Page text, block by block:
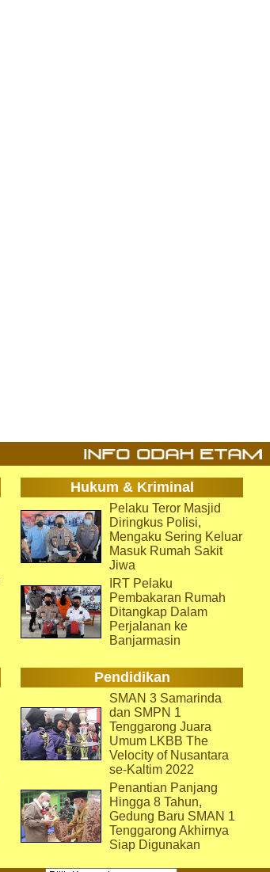
Hukum & Kriminal
Pelaku Teror Masjid
Diringkus Polisi,
Mengaku Sering Keluar
Masuk Rumah Sakit
Jiwa
IRT Pelaku
Pembakaran Rumah
Ditangkap Dalam
Perjalanan ke
Banjarmasin
Pendidikan
SMAN 3 Samarinda
dan SMPN 1
Tenggarong Juara
Umum LKBB The
Velocity of Nusantara
se-Kaltim 2022
Penantian Panjang
Hingga 8 Tahun,
Gedung Baru SMAN 1
Tenggarong Akhirnya
Siap Digunakan